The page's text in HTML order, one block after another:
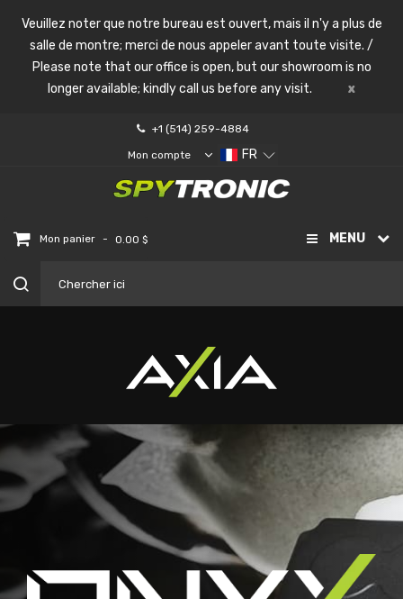
Veuillez noter que notre bureau est ouvert, mais il n'y a plus de
salle de montre; merci de nous appeler avant toute visite. /
Please note that our office is open, but our showroom is no
longer available; kindly call us before any visit.
x
+1 (514) 259-4884
Mon compte FR
MENU
Mon panier - 0.00 $